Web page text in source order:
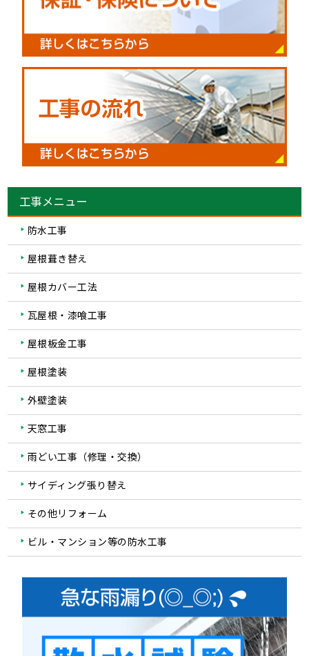
工事メニュー
防水工事
屋根葺き替え
屋根カバー工法
瓦屋根・漆喰工事
屋根板金工事
屋根塗装
外壁塗装
天窓工事
雨どい工事（修理・交換）
サイディング張り替え
その他リフォーム
ビル・マンション等の防水工事